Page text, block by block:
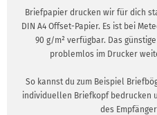
Briefpapier drucken wir für dich
DIN A4 Offset-Papier. Es ist bei
90 g/m² verfügbar. Das
problemlos im Drucker
So kannst du zum Beispiel
individuellen Briefkopf bedrucken
des